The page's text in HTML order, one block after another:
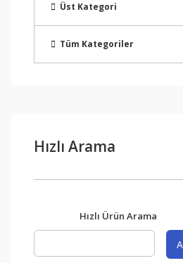
Üst Kategori
Tüm Kategoriler
Hızlı Arama
Hızlı Ürün Arama